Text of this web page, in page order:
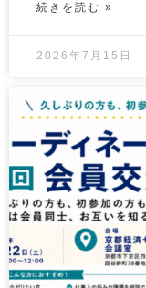
続きを読む »
2026年7月15日